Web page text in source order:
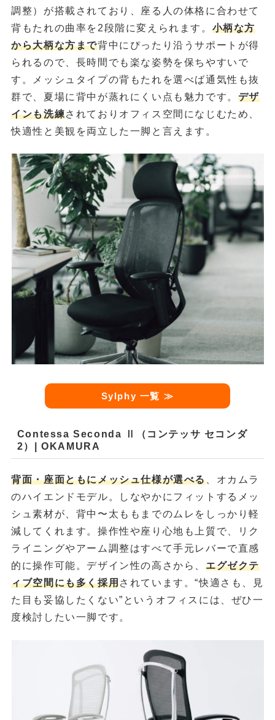
調整）が搭載されており、座る人の体格に合わせて
背もたれの曲率を2段階に変えられます。 小柄な方
から大柄な方まで背中にぴったり沿うサポートが得
られるので、長時間でも楽な姿勢を保ちやすいで
す。メッシュタイプの背もたれを選べば通気性も抜
群で、夏場に背中が蒸れにくい点も魅力です。 デザ
インも洗練されておりオフィス空間になじむため、
快適性と美観を両立した一脚と言えます。
Sylphy 一覧 ≫
Contessa Seconda Ⅱ（コンテッサ セコンダ
2）| OKAMURA
背面・座面ともにメッシュ仕様が選べる 、オカムラ
のハイエンドモデル。しなやかにフィットするメッ
シュ素材が、背中〜太ももまでのムレをしっかり軽
減してくれます。操作性や座り心地も上質で、リク
ライニングやアーム調整はすべて手元レバーで直感
的に操作可能。デザイン性の高さから、エグゼクテ
ィブ空間にも多く採用されています。“快適さも、見
た目も妥協したくない”というオフィスには、ぜひ一
度検討したい一脚です。